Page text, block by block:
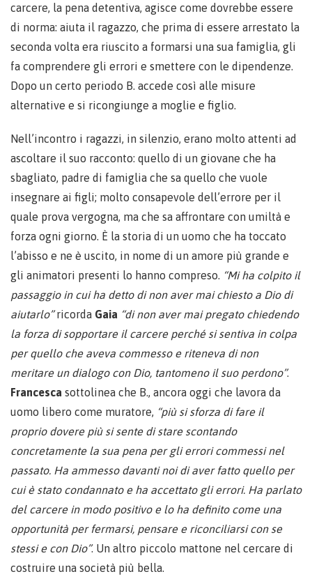
carcere, la pena detentiva, agisce come dovrebbe essere
di norma: aiuta il ragazzo, che prima di essere arrestato la
seconda volta era riuscito a formarsi una sua famiglia, gli
fa comprendere gli errori e smettere con le dipendenze.
Dopo un certo periodo B. accede così alle misure
alternative e si ricongiunge a moglie e figlio.
Nell’incontro i ragazzi, in silenzio, erano molto attenti ad
ascoltare il suo racconto: quello di un giovane che ha
sbagliato, padre di famiglia che sa quello che vuole
insegnare ai figli; molto consapevole dell’errore per il
quale prova vergogna, ma che sa affrontare con umiltà e
forza ogni giorno. È la storia di un uomo che ha toccato
l’abisso e ne è uscito, in nome di un amore più grande e
gli animatori presenti lo hanno compreso.
“Mi ha colpito il
passaggio in cui ha detto di non aver mai chiesto a Dio di
aiutarlo”ricorda Gaia “di non aver mai pregato chiedendo
la forza di sopportare il carcere perché si sentiva in colpa
per quello che aveva commesso e riteneva di non
meritare un dialogo con Dio, tantomeno il suo perdono”.
Francesca sottolinea che B., ancora oggi che lavora da
uomo libero come muratore,
“più si sforza di fare il
proprio dovere più si sente di stare scontando
concretamente la sua pena per gli errori commessi nel
passato. Ha ammesso davanti noi di aver fatto quello per
cui è stato condannato e ha accettato gli errori. Ha parlato
del carcere in modo positivo e lo ha definito come una
opportunità per fermarsi, pensare e riconciliarsi con se
stessi e con Dio”. Un altro piccolo mattone nel cercare di
costruire una società più bella.